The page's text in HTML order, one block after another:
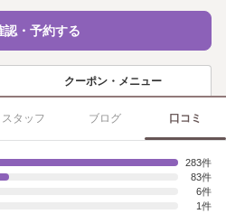
認・予約する
クーポン・メニュー
スタッフ ブログ 口コミ
283
83
6
1